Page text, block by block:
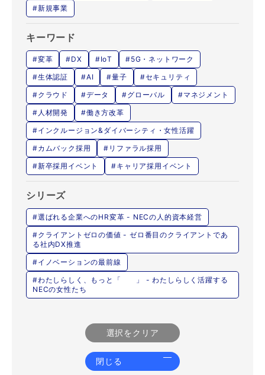
#新規事業
キーワード
#変革 #DX #IoT
#5G・ネットワーク
#生体認証
#AI #量子
#セキュリティ
#クラウド
#データ #グローバル
#マネジメント
#人材開発
#働き方改革
#インクルージョン&ダイバーシティ・女性活躍
#カムバック採用
#リファラル採用
#新卒採用イベント
#キャリア採用イベント
シリーズ
#選ばれる企業へのHR変革 - NECの人的資本経営
#クライアントゼロの価値 - ゼロ番目のクライアントであ
る社内DX推進
#イノベーションの最前線
#わたしらしく、もっと「 」 - わたしらしく活躍する
NECの女性たち
選択をクリア
閉じる